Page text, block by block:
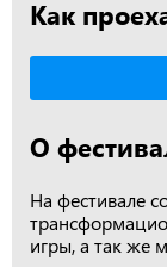
Как
О
На фестивале
игры, а так же